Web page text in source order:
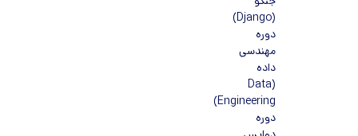
(Django)
دوره
مهندسی
داده
(Data
Engineering)
دوره